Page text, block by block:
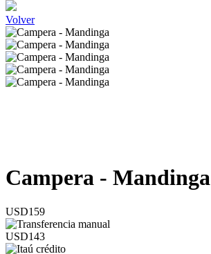
Volver
Campera - Mandinga
USD159
USD143